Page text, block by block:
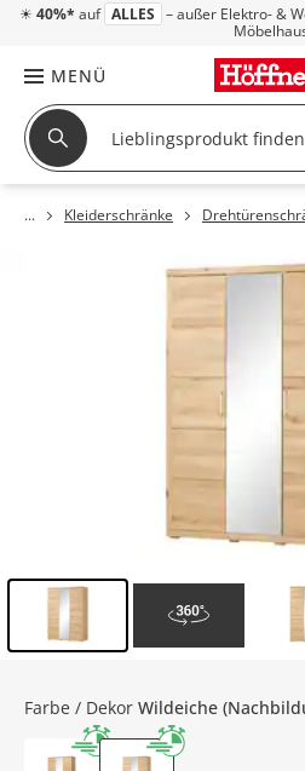
☀ 40%* auf ALLES – außer Elektro- &
MENÜ
Kleiderschränke
Farbe / Dekor Wildeiche